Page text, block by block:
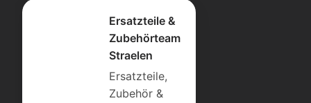
Ersatzteile &
Zubehörteam
Straelen
Ersatzteile,
Zubehör &